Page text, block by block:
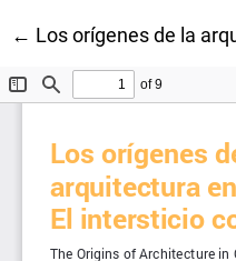
← Volver a los detalles
Los orígenes de la